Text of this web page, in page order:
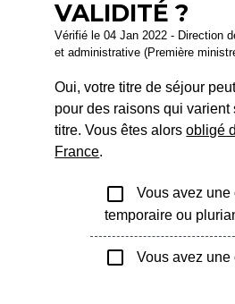
VALIDITÉ ?
Vérifié le 04 Jan 2022 - Direction
et administrative (Première
Oui, votre titre de séjour
pour des raisons qui varient
titre. Vous êtes alorsobligé
France.
check_box_outline_blank
Vous avez une
temporaire ou
check_box_outline_blank Vous avez une